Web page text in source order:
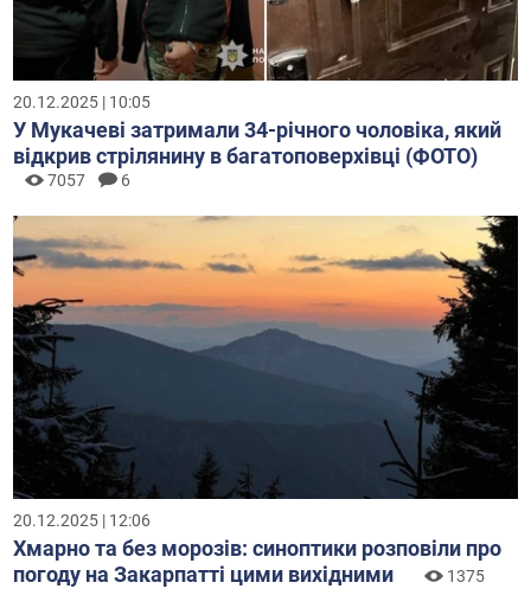
20.12.2025 | 10:05
У Мукачеві затримали 34-річного чоловіка, який
відкрив стрілянину в багатоповерхівці (ФОТО)
7057 6
20.12.2025 | 12:06
Хмарно та без морозів: синоптики розповіли про
погоду на Закарпатті цими вихідними
1375